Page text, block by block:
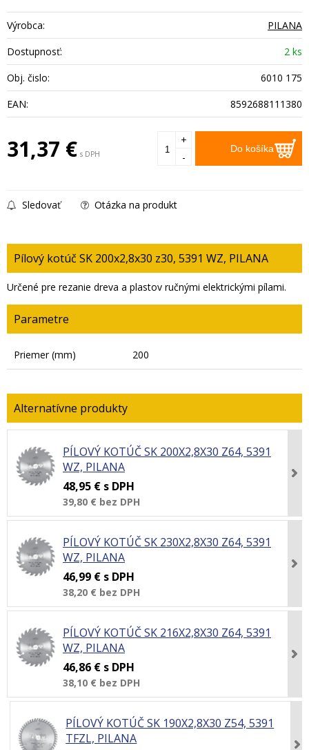
Výrobca:
PILANA
Dostupnosť:
2 ks
Obj. čislo:
6010 175
EAN:
8592688111380
31,37 € s DPH Do košíka
+
-
Sledovať Otázka na produkt
Pílový kotúč SK 200x2,8x30 z30, 5391 WZ, PILANA
Určené pre rezanie dreva a plastov ručnými elektrickými pílami.
Parametre
Priemer (mm) 200
PÍLOVÝ KOTÚČ SK 200X2,8X30 Z64, 5391
WZ, PILANA
48,95 € s DPH
39,80 € bez DPH
PÍLOVÝ KOTÚČ SK 230X2,8X30 Z64, 5391
WZ, PILANA
46,99 € s DPH
38,20 € bez DPH
PÍLOVÝ KOTÚČ SK 216X2,8X30 Z64, 5391
WZ, PILANA
46,86 € s DPH
38,10 € bez DPH
PÍLOVÝ KOTÚČ SK 190X2,8X30 Z54, 5391
TFZL, PILANA